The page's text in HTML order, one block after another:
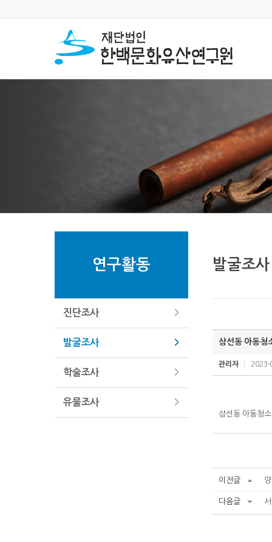
연구활동
진단조사
발굴조사
학술조사
유물조사
발굴조사
삼선동 아동청
관리자 2023-
삼선동 아동청
이전글
다음글